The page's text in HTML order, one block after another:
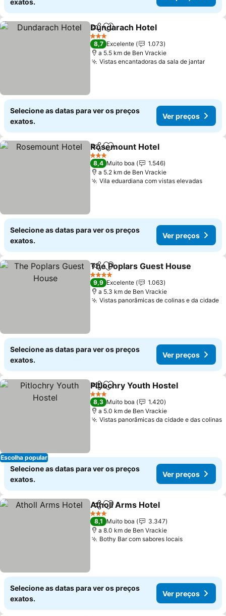
exatos.
PartilharAdicionar aos favoritos
Dundarach Hotel
3 Estrelas
8,7 Excelente
1.073
a 5.5 km de Ben Vrackie
Vistas encantadoras da sala de jantarVer
Selecione as datas para ver os preços
exatos.
Ver preços
PartilharAdicionar aos favoritos
Rosemount Hotel
3 Estrelas
8,4 Muito boa
1.546
a 5.2 km de Ben Vrackie
Vila eduardiana com vistas elevadasVer
Selecione as datas para ver os preços
exatos.
Ver preços
PartilharAdicionar aos favoritos
The Poplars Guest House
4 Estrelas
9,9 Excelente
1.063
a 5.3 km de Ben Vrackie
Vistas panorâmicas de colinas e da cidade
Selecione as datas para ver os preços
exatos.
Ver preços
Escolha popular
PartilharAdicionar aos favoritos
Pitlochry Youth Hostel
3 Estrelas
8,3 Muito boa
1.420
a 5.0 km de Ben Vrackie
Vistas panorâmicas da cidade e das colinas
Selecione as datas para ver os preços
exatos.
Ver preços
PartilharAdicionar aos favoritos
Atholl Arms Hotel
3 Estrelas
8,1 Muito boa
3.347
a 8.0 km de Ben Vrackie
Bothy Bar com sabores locaisVer preços
Selecione as datas para ver os preços
exatos.
Ver preços